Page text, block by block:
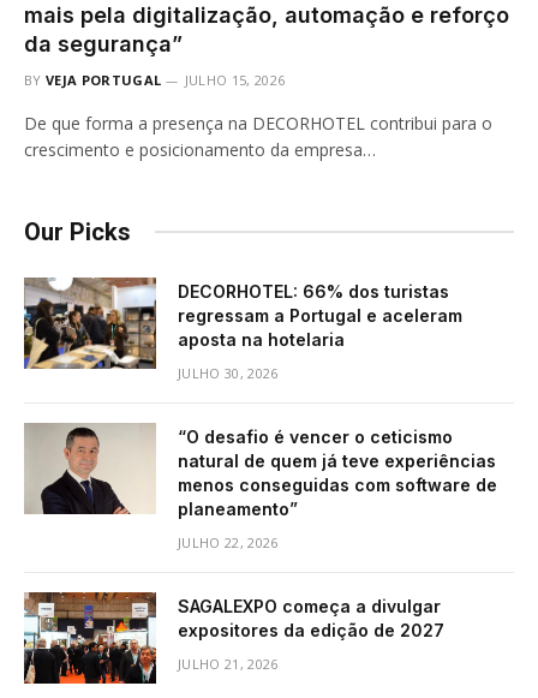
mais pela digitalização, automação e reforço
da segurança”
BY VEJA PORTUGAL JULHO 15, 2026
De que forma a presença na DECORHOTEL contribui para o
crescimento e posicionamento da empresa…
Our Picks
DECORHOTEL: 66% dos turistas
regressam a Portugal e aceleram
aposta na hotelaria
JULHO 30, 2026
“O desafio é vencer o ceticismo
natural de quem já teve experiências
menos conseguidas com software de
planeamento”
JULHO 22, 2026
SAGALEXPO começa a divulgar
expositores da edição de 2027
JULHO 21, 2026